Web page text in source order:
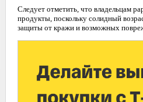
Следует отметить, что владельцам
продукты, поскольку солидный
защиты от кражи и возможных